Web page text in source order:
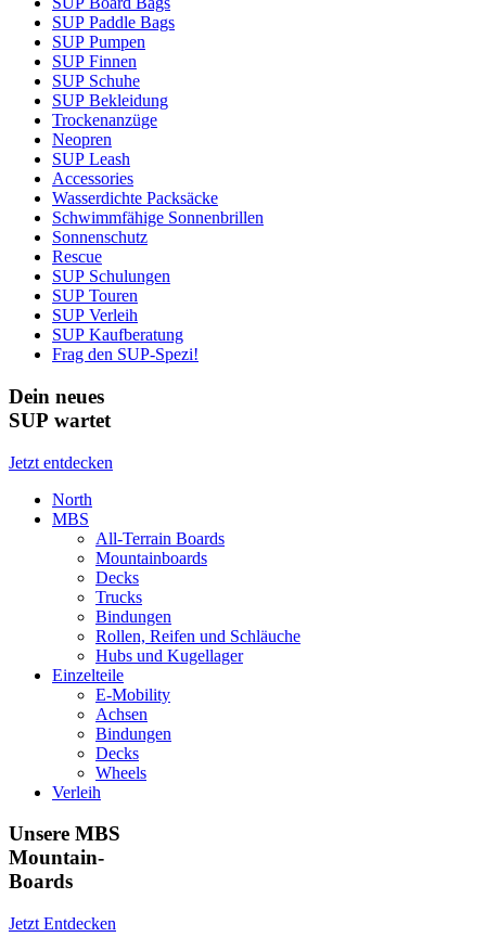
SUP Paddle Bags
SUP Pumpen
SUP Finnen
SUP Schuhe
SUP Bekleidung
Trockenanzüge
Neopren
SUP Leash
Accessories
Wasserdichte Packsäcke
Schwimmfähige Sonnenbrillen
Sonnenschutz
Rescue
SUP Schulungen
SUP Touren
SUP Verleih
SUP Kaufberatung
Frag den SUP-Spezi!
Dein neues
SUP wartet
Jetzt entdecken
North
MBS
All-Terrain Boards
Mountainboards
Decks
Trucks
Bindungen
Rollen, Reifen und Schläuche
Hubs und Kugellager
Einzelteile
E-Mobility
Achsen
Bindungen
Decks
Wheels
Verleih
Unsere MBS
Mountain-
Boards
Jetzt Entdecken